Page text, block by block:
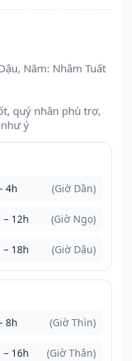
Năm: Nhâm Tuất
quý nhân phù trợ,
ý
4h (Giờ Dần)
– 12h (Giờ Ngọ)
– 18h (Giờ Dậu)
8h (Giờ Thìn)
– 16h (Giờ Thân)